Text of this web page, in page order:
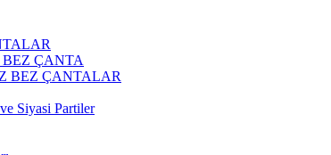
ÇANTA
BEZ ÇANTALAR
Siyasi Partiler